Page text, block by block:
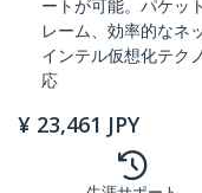
ートが可能。パケッ
レーム、効率的なネ
インテル仮想化テク
応
¥ 23,461 JPY